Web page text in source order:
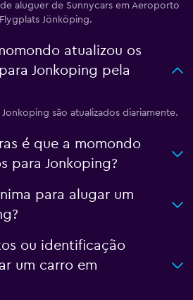
aluguer de Sunnycars em Aeroporto
Jönköping.
atualizou os
Jonkoping pela
são atualizados diariamente.
é que a momondo
para Jonkoping?
para alugar um
ou identificação
um carro em